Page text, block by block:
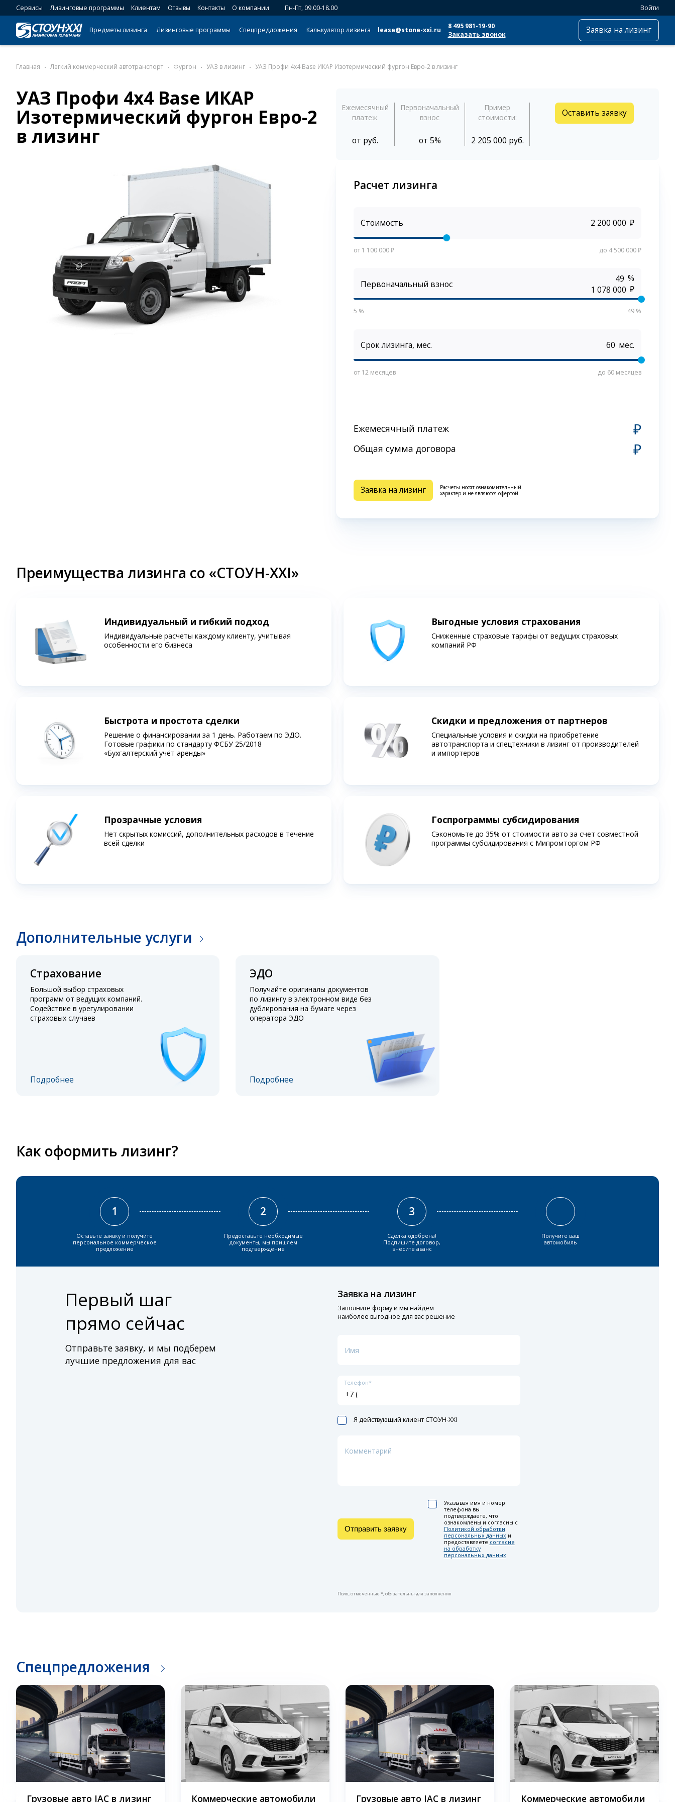
Сервисы Лизинговые программы Клиентам Отзывы Контакты О компании Пн-Пт, 09.00-18.00 Войти
Предметы лизинга Лизинговые программы Спецпредложения Калькулятор лизинга lease@stone-xxi.ru
8 495 981-19-90
Заказать звонок
Заявка на лизинг
Главная Легкий коммерческий автотранспорт Фургон УАЗ в лизинг УАЗ Профи 4x4 Base ИКАР Изотермический фургон Евро-2 в лизинг
УАЗ Профи 4x4 Base ИКАР
Изотермический фургон Евро-2
в лизинг
Ежемесячный
платеж
от руб.
Первоначальный
взнос
от 5%
Пример
стоимости:
2 205 000 руб.
Оставить заявку
Расчет лизинга
Стоимость ₽
от 1 100 000 ₽ до 4 500 000 ₽
Первоначальный взнос
%
₽
5 % 49 %
Срок лизинга, мес. мес.
от 12 месяцев до 60 месяцев
Ежемесячный платеж ₽
Общая сумма договора ₽
Заявка на лизинг
Расчеты носят ознакомительный
характер и не являются офертой
Преимущества лизинга со «СТОУН-XXI»
Индивидуальный и гибкий подход
Индивидуальные расчеты каждому клиенту, учитывая
особенности его бизнеса
Быстрота и простота сделки
Решение о финансировании за 1 день. Работаем по ЭДО.
Готовые графики по стандарту ФСБУ 25/2018
«Бухгалтерский учёт аренды»
Прозрачные условия
Нет скрытых комиссий, дополнительных расходов в течение
всей сделки
Выгодные условия страхования
Сниженные страховые тарифы от ведущих страховых
компаний РФ
Скидки и предложения от партнеров
Специальные условия и скидки на приобретение
автотранспорта и спецтехники в лизинг от производителей
и импортеров
Госпрограммы субсидирования
Сэкономьте до 35% от стоимости авто за счет совместной
программы субсидирования c Мипромторгом РФ
Дополнительные услуги
Страхование
Большой выбор страховых
программ от ведущих компаний.
Содействие в урегулировании
страховых случаев
Подробнее
ЭДО
Получайте оригиналы документов
по лизингу в электронном виде без
дублирования на бумаге через
оператора ЭДО
Подробнее
Как оформить лизинг?
1
Оставьте заявку и получите
персональное коммерческое
предложение
2
Предоставьте необходимые
документы, мы пришлем
подтверждение
3
Сделка одобрена!
Подпишите договор,
внесите аванс
Получите ваш
автомобиль
Первый шаг
прямо сейчас
Отправьте заявку, и мы подберем
лучшие предложения для вас
Заявка на лизинг
Заполните форму и мы найдем
наиболее выгодное для вас решение
Имя
Телефон*
Я действующий клиент СТОУН-XXI
Комментарий
Отправить заявку
Указывая имя и номер
телефона вы
подтверждаете, что
ознакомлены и согласны с
Политикой обработки
персональных данных и
предоставляете согласие
на обработку
персональных данных
Поля, отмеченные *, обязательны для заполнения
Спецпредложения
Грузовые авто JAC в лизинг Коммерческие автомобили Грузовые авто JAC в лизинг Коммерческие автомобили